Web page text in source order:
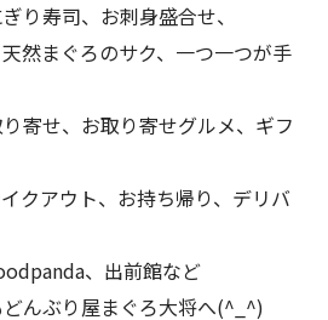
り寿司、お刺身盛合せ、
然まぐろのサク、一つ一つが手
寄せ、お取り寄せグルメ、ギフ
クアウト、お持ち帰り、デリバ
、出前館など
んぶり屋まぐろ大将へ(^_^)